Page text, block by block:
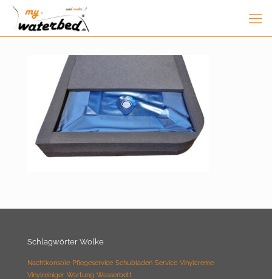
Schlagwörter Wolke
Nachtkonsole Pflegeservice Schubladen Service Vinylcreme
Vinylreiniger Wartung Wasserbett